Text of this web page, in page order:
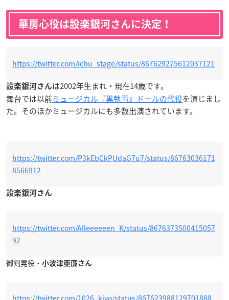
華房心役は設楽銀河さんに決定！
https://twitter.com/ichu_stage/status/867629275612037121
設楽銀河さんは2002年生まれ・現在14歳です。
舞台では以前ミュージカル『黒執事』ドールの代役を演じまし
た。そのほかミュージカルにも多数出演されています。
https://twitter.com/P3kEbCkPUdaG7u7/status/86763036171
8566912
設楽銀河さん
https://twitter.com/Alleeeeeen_K/status/8676373500415057
92
御剣晃役・ 小波津亜廉さん
https://twitter.com/1026_kiyo/status/867623988129701888